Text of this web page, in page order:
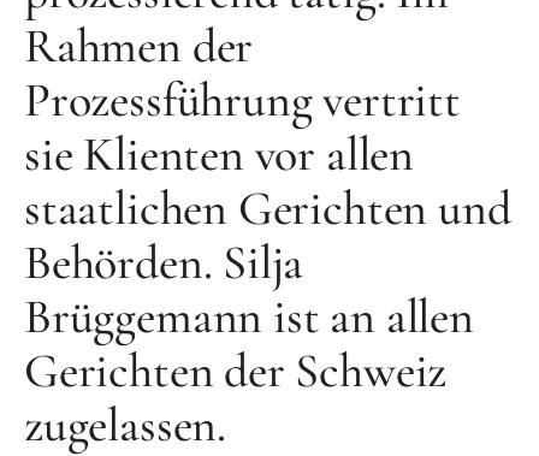
Rahmen der
Prozessführung vertritt
sie Klienten vor allen
staatlichen Gerichten und
Behörden. Silja
Brüggemann ist an allen
Gerichten der Schweiz
zugelassen.